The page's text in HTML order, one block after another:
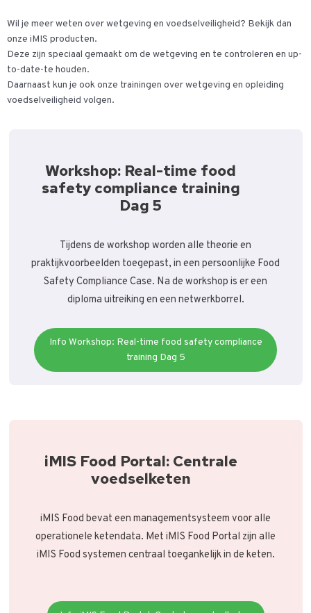
Wil je meer weten over wetgeving en voedselveiligheid? Bekijk dan
onze iMIS producten.
Deze zijn speciaal gemaakt om de wetgeving en te controleren en up-
to-date-te houden.
Daarnaast kun je ook onze trainingen over wetgeving en opleiding
voedselveiligheid volgen.
Workshop: Real-time food
safety compliance training
Dag 5
Tijdens de workshop worden alle theorie en
praktijkvoorbeelden toegepast, in een persoonlijke Food
Safety Compliance Case. Na de workshop is er een
diploma uitreiking en een netwerkborrel.
Info Workshop: Real-time food safety compliance
training Dag 5
iMIS Food Portal: Centrale
voedselketen
iMIS Food bevat een managementsysteem voor alle
operationele ketendata. Met iMIS Food Portal zijn alle
iMIS Food systemen centraal toegankelijk in de keten.